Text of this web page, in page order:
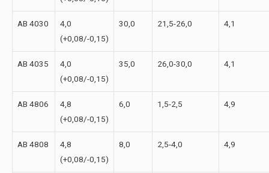
AB 4030
4,0
(+0,08/-0,15)
30,0 21,5-26,0 4,1
AB 4035
4,0
(+0,08/-0,15)
35,0 26,0-30,0 4,1
AB 4806
4,8
(+0,08/-0,15)
6,0 1,5-2,5 4,9
AB 4808
4,8
(+0,08/-0,15)
8,0 2,5-4,0 4,9